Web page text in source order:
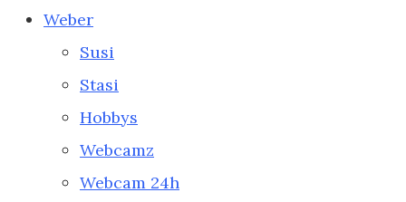
Weber
Susi
Stasi
Hobbys
Webcamz
Webcam 24h